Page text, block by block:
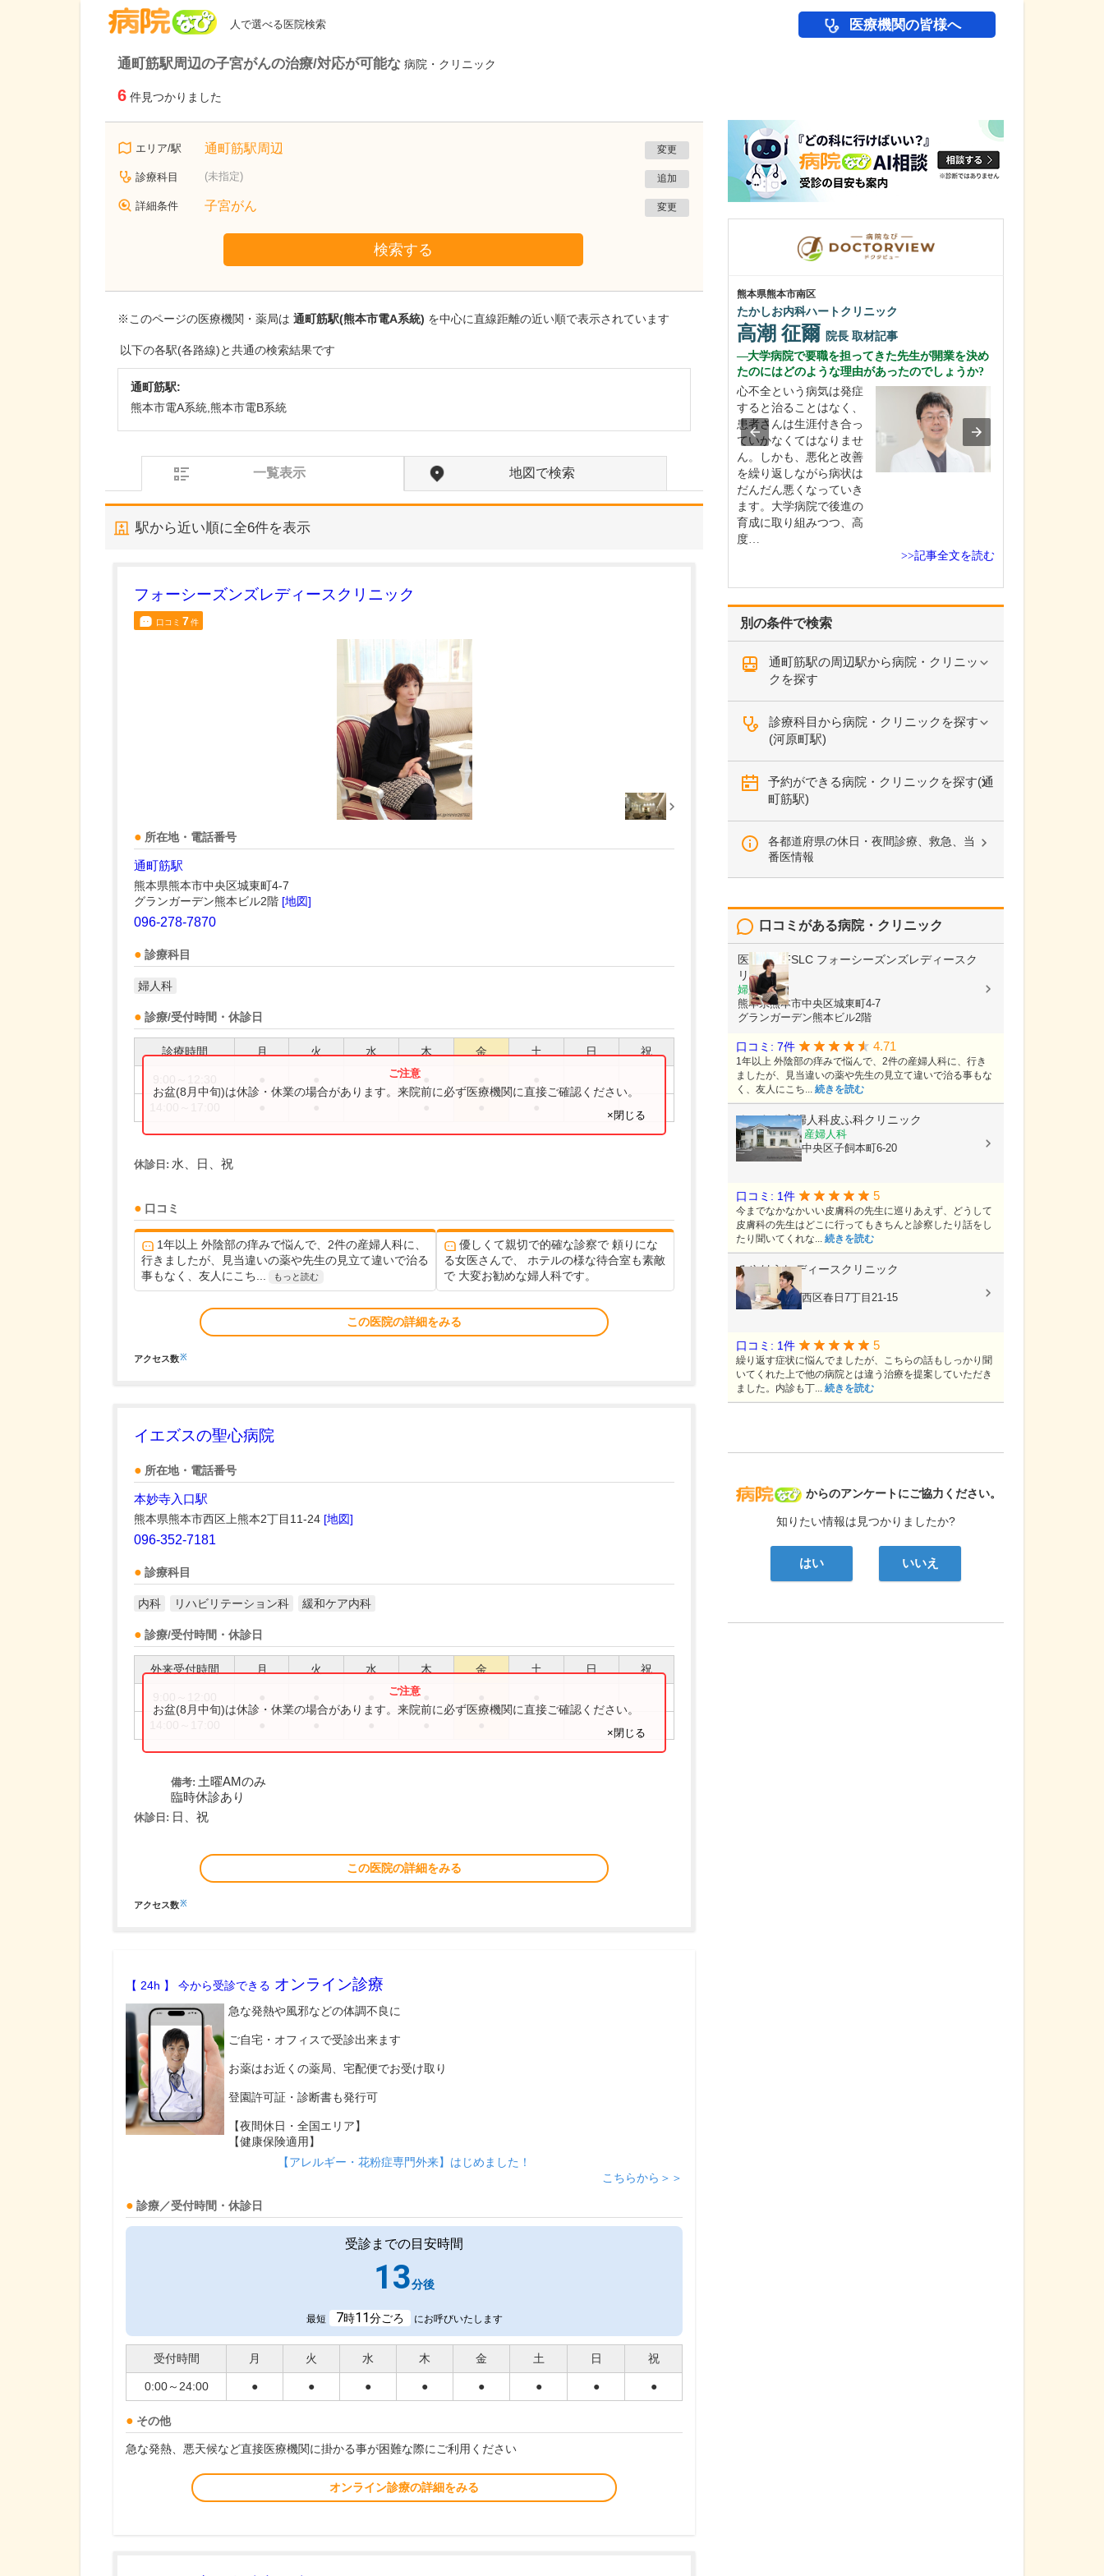
人で選べる医院検索 医療機関の皆様へ
通町筋駅周辺の子宮がんの治療/対応が可能な 病院・クリニック
6 件見つかりました
エリア/駅 通町筋駅周辺 変更
診療科目 (未指定) 追加
詳細条件 子宮がん 変更
検索する
※このページの医療機関・薬局は 通町筋駅(熊本市電A系統) を中心に直線距離の近い順で表示されています
以下の各駅(各路線)と共通の検索結果です
通町筋駅:
熊本市電A系統,熊本市電B系統
一覧表示 地図で検索
駅から近い順に全6件を表示
フォーシーズンズレディースクリニック
口コミ 7件
所在地・電話番号
通町筋駅
熊本県熊本市中央区城東町4-7
グランガーデン熊本ビル2階 [地図]
096-278-7870
診療科目
婦人科
診療/受付時間・休診日
診療時間 月 火 水 木 金 土 日 祝
お盆(8月中旬)は休診・休業の場合があります。来院前に必ず医療機関に直接ご確認ください。
×閉じる
休診日: 水、日、祝
口コミ
1年以上 外陰部の痒みで悩んで、2件の産婦人科に、
行きましたが、見当違いの薬や先生の見立て違いで治る
事もなく、友人にこち...
もっと読む
優しくて親切で的確な診察で 頼りにな
る女医さんで、 ホテルの様な待合室も素敵
で 大変お勧めな婦人科です。
この医院の詳細をみる
アクセス数※
イエズスの聖心病院
所在地・電話番号
本妙寺入口駅
熊本県熊本市西区上熊本2丁目11-24 [地図]
096-352-7181
診療科目
内科 リハビリテーション科 緩和ケア内科
診療/受付時間・休診日
外来受付時間 月 火 水 木 金 土 日 祝
お盆(8月中旬)は休診・休業の場合があります。来院前に必ず医療機関に直接ご確認ください。
×閉じる
備考: 土曜AMのみ
臨時休診あり
休診日: 日、祝
この医院の詳細をみる
アクセス数※
【 24h 】 今から受診できる オンライン診療
急な発熱や風邪などの体調不良に
ご自宅・オフィスで受診出来ます
お薬はお近くの薬局、宅配便でお受け取り
登園許可証・診断書も発行可
【夜間休日・全国エリア】
【健康保険適用】
【アレルギー・花粉症専門外来】はじめました！
こちらから＞＞
診療／受付時間・休診日
受診までの目安時間
13分後
最短 7時11分ごろ にお呼びいたします
受付時間 月 火 水 木 金 土 日 祝
0:00～24:00 ● ● ● ● ● ● ● ●
その他
急な発熱、悪天候など直接医療機関に掛かる事が困難な際にご利用ください
オンライン診療の詳細をみる
別の条件で検索
通町筋駅の周辺駅から病院・クリニッ
クを探す
診療科目から病院・クリニックを探す
(河原町駅)
予約ができる病院・クリニックを探す(通
町筋駅)
各都道府県の休日・夜間診療、救急、当
番医情報
病院なび
からのアンケートにご協力ください。
知りたい情報は見つかりましたか?
はい いいえ
口コミがある病院・クリニック
医療法人FSLC フォーシーズンズレディースク
リニック
婦人科
熊本県熊本市中央区城東町4-7
グランガーデン熊本ビル2階
口コミ: 7件 4.71
1年以上 外陰部の痒みで悩んで、2件の産婦人科に、行き
ましたが、見当違いの薬や先生の見立て違いで治る事もな
く、友人にこち... 続きを読む
よしむら産婦人科皮ふ科クリニック
内科, 皮膚科, 産婦人科
熊本県熊本市中央区子飼本町6-20
口コミ: 1件 5
今までなかなかいい皮膚科の先生に巡りあえず、どうして
皮膚科の先生はどこに行ってもきちんと診察したり話をし
たり聞いてくれな... 続きを読む
みやはらレディースクリニック
婦人科
熊本県熊本市西区春日7丁目21-15
口コミ: 1件 5
繰り返す症状に悩んでましたが、こちらの話もしっかり聞
いてくれた上で他の病院とは違う治療を提案していただき
ました。内診も丁... 続きを読む
熊本県熊本市南区
たかしお内科ハートクリニック
高潮 征爾 院長 取材記事
大学病院で要職を担ってきた先生が開業を決め
たのにはどのような理由があったのでしょうか?
心不全という病気は発症
すると治ることはなく、
患者さんは生涯付き合っ
ていかなくてはなりませ
ん。しかも、悪化と改善
を繰り返しながら病状は
だんだん悪くなっていき
ます。大学病院で後進の
育成に取り組みつつ、高
度…
>>記事全文を読む
東京都国分寺市
つくばケンクリニック
ください。
近年、GIP/GLP-1受容体
作動薬(マンジャロ)や
GLP-1受容体作動薬(リベ
ルサス、オゼンピック)、